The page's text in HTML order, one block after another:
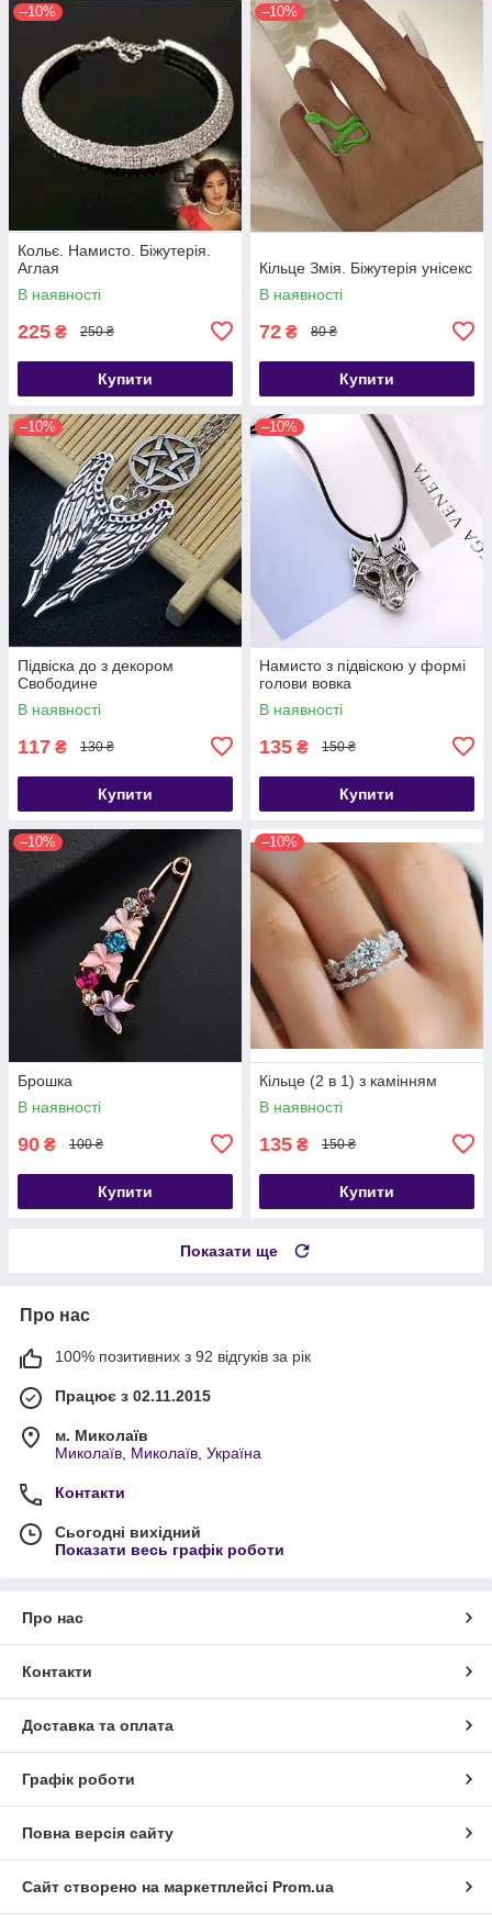
–10%
Кольє. Намисто. Біжутерія.
Аглая
В наявності
225 ₴ 250 ₴
Купити
–10%
Кільце Змія. Біжутерія унісекс
В наявності
72 ₴ 80 ₴
Купити
–10%
Підвіска до з декором
Свободине
В наявності
117 ₴ 130 ₴
Купити
–10%
Намисто з підвіскою у формі
голови вовка
В наявності
135 ₴ 150 ₴
Купити
–10%
Брошка
В наявності
90 ₴ 100 ₴
Купити
–10%
Кільце (2 в 1) з камінням
В наявності
135 ₴ 150 ₴
Купити
Показати ще
Про нас
100% позитивних з 92 відгуків за рік
Працює з 02.11.2015
м. Миколаїв
Миколаїв, Миколаїв, Україна
Контакти
Сьогодні вихідний
Показати весь графік роботи
Про нас
Контакти
Доставка та оплата
Графік роботи
Повна версія сайту
Сайт створено на маркетплейсі Prom.ua